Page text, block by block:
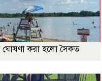
ঘোষণা করা হলো সৈকত